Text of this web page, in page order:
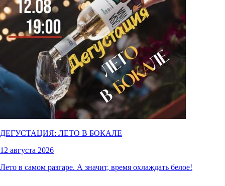
ДЕГУСТАЦИЯ: ЛЕТО В БОКАЛЕ
12 августа 2026
Лето в самом разгаре. А значит, время охлаждать белое!